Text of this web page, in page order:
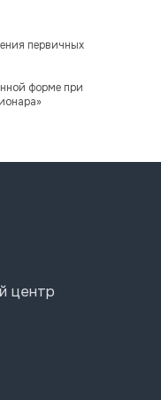
первичных
форме при
20:00;
18:00